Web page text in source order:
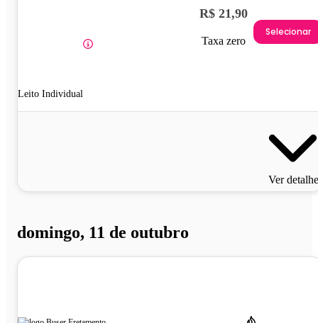
Leito Individual
R$ 21,90
Taxa zero
Selecionar
Ver
domingo, 11 de outubro